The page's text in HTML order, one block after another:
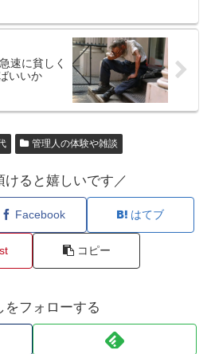
速に貧しく
いいか
管理人の体験や雑談
けると嬉しいです／
Facebook はてブ
コピー
をフォローする